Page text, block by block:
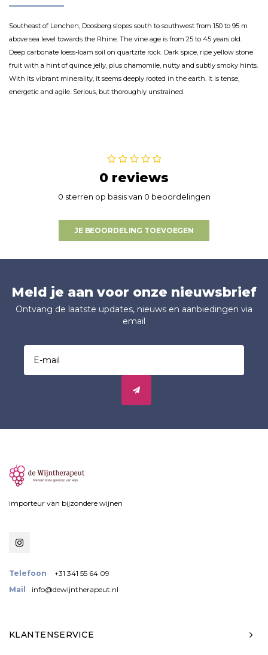
Southeast of Lenchen, Doosberg slopes south to southwest from 150 to 95 m
above sea level towards the Rhine. The vine age is from 25 to 45 years old.
Deep carbonate loess-loam soil on quartzite rock. Dark spice, ripe yellow stone
fruit with a hint of quince jelly, plus chamomile, nutty and subtly smoky hints.
With its vibrant minerality, it seems deeply rooted in the earth. It is tense,
energetic and agile. Serious, but thoroughly unstrained.
0 reviews
0 sterren op basis van 0 beoordelingen
JE BEOORDELING TOEVOEGEN
Meld je aan voor onze nieuwsbrief
Ontvang de laatste updates, nieuws en aanbiedingen via
email
importeur van bijzondere wijnen
Telefoon
+31 341 55 64 09
Mail
info@dewijntherapeut.nl
KLANTENSERVICE